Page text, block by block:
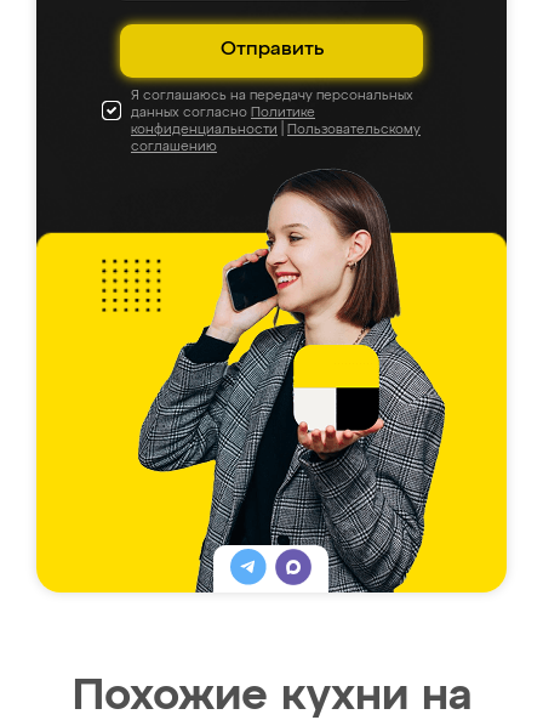
Отправить
Я соглашаюсь на передачу персональных
данных согласно Политике
конфиденциальности
Пользовательскому
соглашению
Похожие кухни на